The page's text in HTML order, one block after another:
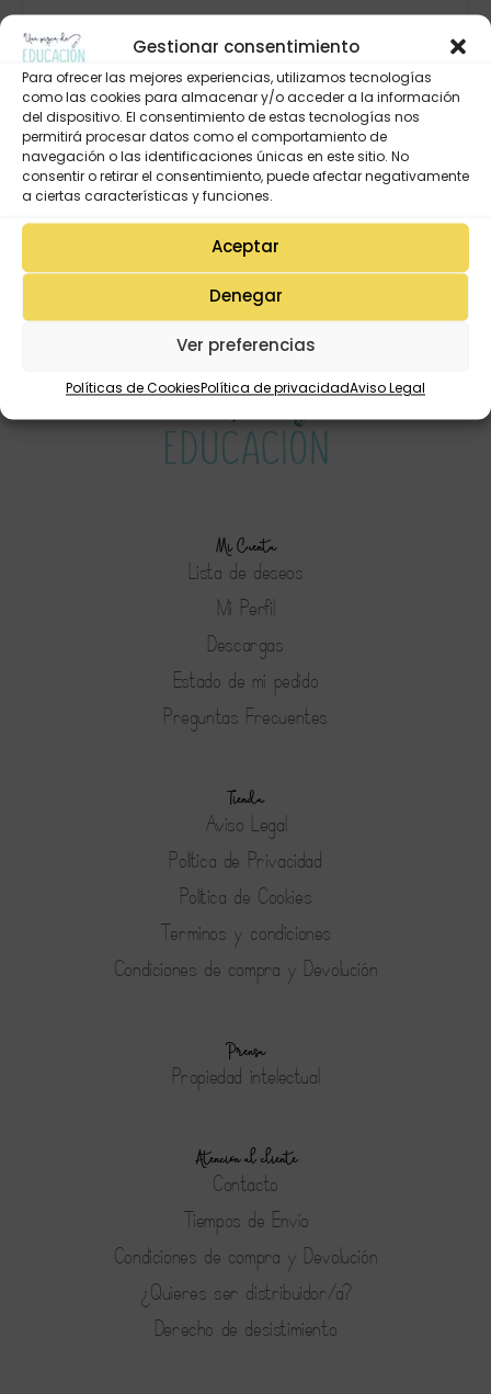
Gestionar consentimiento
Para ofrecer las mejores experiencias, utilizamos tecnologías
como las cookies para almacenar y/o acceder a la información
del dispositivo. El consentimiento de estas tecnologías nos
permitirá procesar datos como el comportamiento de
navegación o las identificaciones únicas en este sitio. No
consentir o retirar el consentimiento, puede afectar negativamente
a ciertas características y funciones.
Aceptar
Denegar
Ver preferencias
Políticas de CookiesPolítica de privacidadAviso Legal
Mi Cuenta
Lista de deseos
Mi Perfil
Descargas
Estado de mi pedido
Preguntas Frecuentes
Tienda
Aviso Legal
Política de Privacidad
Política de Cookies
Terminos y condiciones
Condiciones de compra y Devolución
Prensa
Propiedad intelectual
Atención al cliente
Contacto
Tiempos de Envío
Condiciones de compra y Devolución
¿Quieres ser distribuidor/a?
Derecho de desistimiento